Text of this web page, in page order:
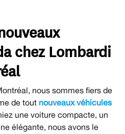
chez Lombardi
nous sommes fiers de
de tout nouveaux véhicules
une voiture compacte, un
élégante, nous avons le